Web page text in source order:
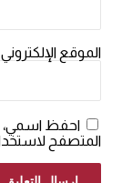
الموقع الإلكتروني
احفظ اسمي،
المتصفح